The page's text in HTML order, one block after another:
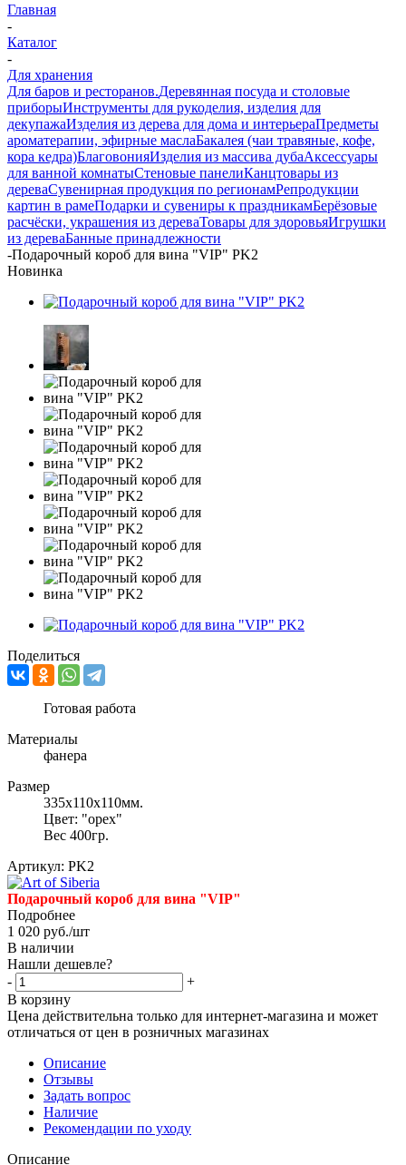
Главная
-
Каталог
-
Для хранения
Для баров и ресторанов.Деревянная посуда и столовые
приборыИнструменты для рукоделия, изделия для
декупажаИзделия из дерева для дома и интерьераПредметы
ароматерапии, эфирные маслаБакалея (чаи травяные, кофе,
кора кедра)БлаговонияИзделия из массива дубаАксессуары
для ванной комнатыСтеновые панелиКанцтовары из
дереваСувенирная продукция по регионамРепродукции
картин в рамеПодарки и сувениры к праздникамБерёзовые
расчёски, украшения из дереваТовары для здоровьяИгрушки
из дереваБанные принадлежности
-Подарочный короб для вина "VIP" PK2
Новинка
Поделиться
Готовая работа
Материалы
фанера
Размер
335х110х110мм.
Цвет: "орех"
Вес 400гр.
Артикул: PK2
Подарочный короб для вина "VIP"
Подробнее
1 020 руб./шт
В наличии
Нашли дешевле?
-
+
В корзину
Цена действительна только для интернет-магазина и может
отличаться от цен в розничных магазинах
Описание
Отзывы
Задать вопрос
Наличие
Рекомендации по уходу
Описание